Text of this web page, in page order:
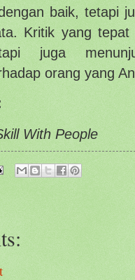
baik, tetapi
Kritik yang
juga
orang yang
With People